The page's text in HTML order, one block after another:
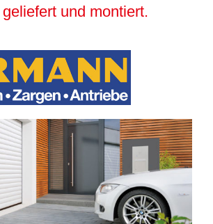
und montiert.